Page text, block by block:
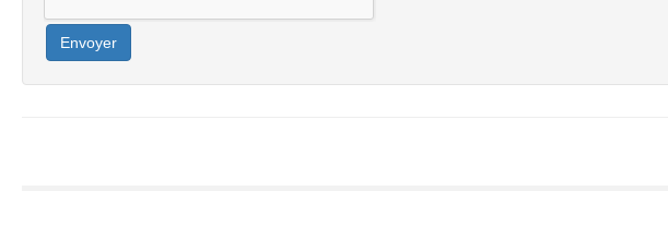
Envoyer